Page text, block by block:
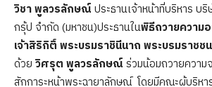
วิชา พูลวรลักษณ์ ประธานเจ้าหน้าที่บริหาร บ
กรุ้ป จำกัด (มหาชน)ประธานในพิธีถวายความ
เจ้าสิริกิติ์ พระบรมราชินีนาถ พระบรมราชช
ด้วย วิศรุต พูลวรลักษณ์ ร่วมน้อมถวายควา
สักการะหน้าพระฉายาลักษณ์ โดยมีคณะผู้บริหา